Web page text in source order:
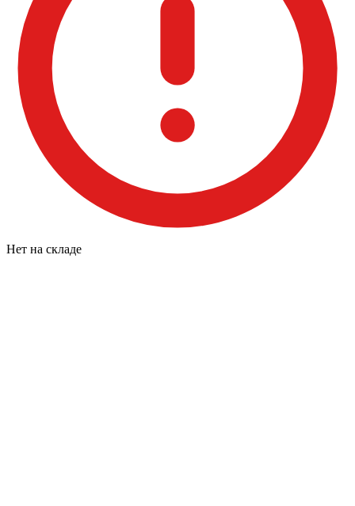
Нет на складе